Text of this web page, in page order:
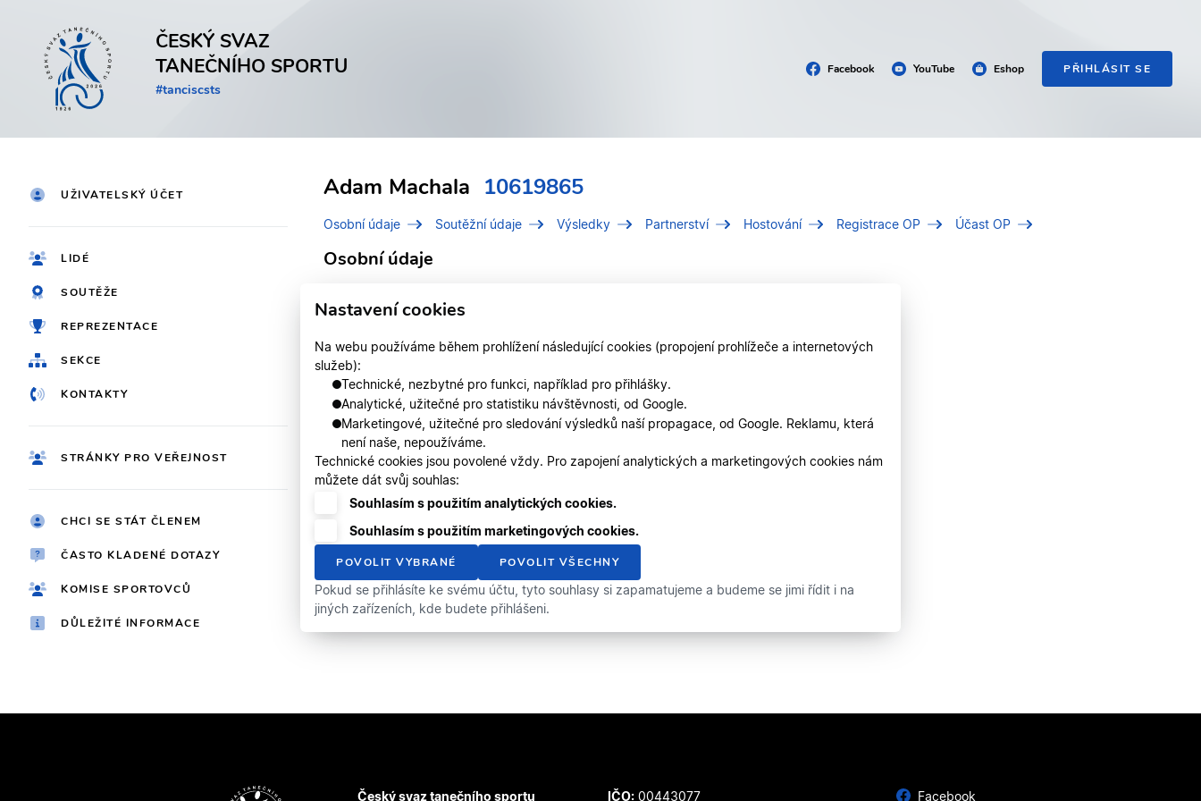
ČESKÝ SVAZ
TANEČNÍHO SPORTU
#tanciscsts
Facebook YouTube Eshop PŘIHLÁSIT SE
UŽIVATELSKÝ ÚČET
LIDÉ
SOUTĚŽE
REPREZENTACE
SEKCE
KONTAKTY
STRÁNKY PRO VEŘEJNOST
CHCI SE STÁT ČLENEM
ČASTO KLADENÉ DOTAZY
KOMISE SPORTOVCŮ
DŮLEŽITÉ INFORMACE
Adam Machala 10619865
Osobní údaje Soutěžní údaje Výsledky Partnerství Hostování Registrace OP Účast OP
Osobní údaje
Identifikační číslo (IDT)
Registrován v divizi Jihomoravská divize
Český svaz tanečního sportu IČO:00443077 Facebook
Nastavení cookies
Na webu používáme během prohlížení následující cookies (propojení prohlížeče a internetových
služeb):
Technické, nezbytné pro funkci, například pro přihlášky.
Analytické, užitečné pro statistiku návštěvnosti, od Google.
Marketingové, užitečné pro sledování výsledků naší propagace, od Google. Reklamu, která
není naše, nepoužíváme.
Technické cookies jsou povolené vždy. Pro zapojení analytických a marketingových cookies nám
můžete dát svůj souhlas:
Souhlasím s použitím analytických cookies.
Souhlasím s použitím marketingových cookies.
POVOLIT VYBRANÉ POVOLIT VŠECHNY
Pokud se přihlásíte ke svému účtu, tyto souhlasy si zapamatujeme a budeme se jimi řídit i na
jiných zařízeních, kde budete přihlášeni.